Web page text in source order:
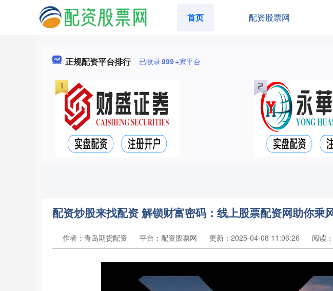
首页 配资股票网
正规配资平台排行 已收录999+家平台
配资炒股来找配资 解锁财富密码：线上股票配资网助你乘
作者：青岛期货配资 平台：配资股票网 更新：2025-04-08 11:06:26 阅读